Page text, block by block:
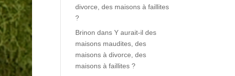
divorce, des maisons à faillites
?
Brinon dansY aurait-il des
maisons maudites, des
maisons à divorce, des
maisons à faillites ?